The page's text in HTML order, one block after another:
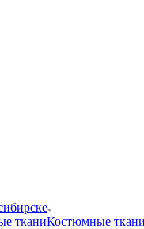
тканиКостюмные ткани